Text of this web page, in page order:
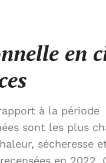
en
à la période
sont les plus
sécheresse
en 2022.